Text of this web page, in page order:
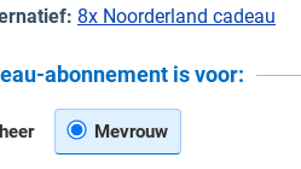
8x Noorderland cadeau
abonnement is voor:
Mevrouw